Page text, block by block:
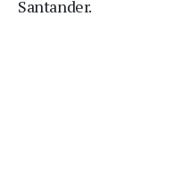
Santander.